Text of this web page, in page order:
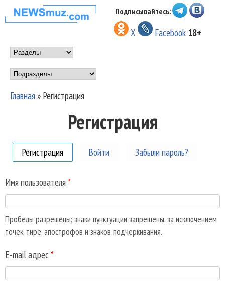
Перейти к основному
содержанию
НОВОСТИ
МУЗЫКИ И
ШОУ БИЗНЕСА
NEWSMUZ.COM
Подписывайтесь:
X Facebook 18+
Main menu
Подразделы
Главная» Регистрация
Регистрация
Регистрация (активная вкладка)
Войти Забыли пароль?
Имя пользователя *
Пробелы разрешены; знаки пунктуации запрещены, за исключением
точек, тире, апострофов и знаков подчеркивания.
E-mail адрес *